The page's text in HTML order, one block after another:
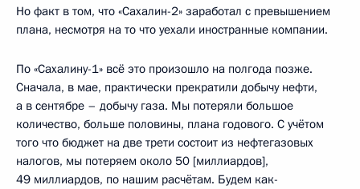
Но факт в том, что «Сахалин-2» заработал с превышением
плана, несмотря на то что уехали иностранные компании.
По «Сахалину-1» всё это произошло на полгода позже.
Сначала, в мае, практически прекратили добычу нефти,
а в сентябре – добычу газа. Мы потеряли большое
количество, больше половины, плана годового. С учётом
того что бюджет на две трети состоит из нефтегазовых
налогов, мы потеряем около 50 [миллиардов],
49 миллиардов, по нашим расчётам. Будем как-